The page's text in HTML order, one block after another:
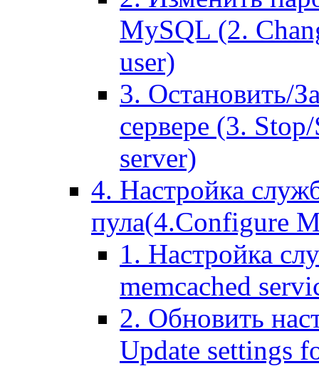
MySQL (2.
user)
3. Остановить/
сервере (3.
server)
4. Настройка
пула(4.Configure
1. Настройка
memcached
2. Обновить
Update settings